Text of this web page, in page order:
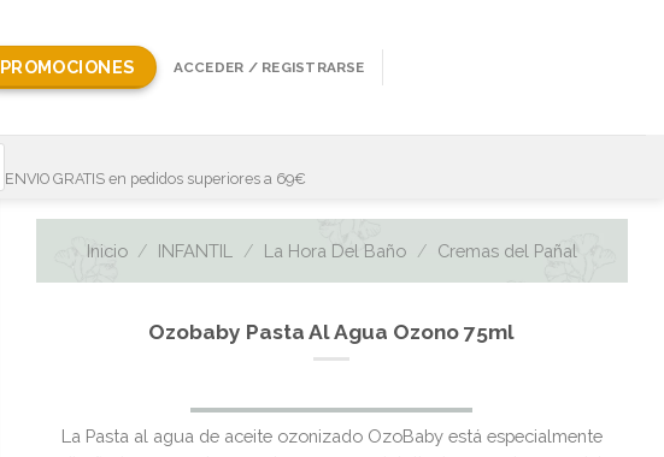
PROMOCIONES ACCEDER / REGISTRARSE
ENVIO GRATIS en pedidos superiores a 69€
Inicio / INFANTIL / La Hora Del Baño / Cremas del Pañal
Ozobaby Pasta Al Agua Ozono 75ml
La Pasta al agua de aceite ozonizado OzoBaby está especialmente